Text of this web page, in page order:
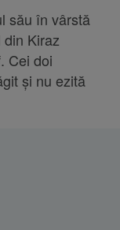
său în vârstă
Kiraz
Cei doi
și nu ezită